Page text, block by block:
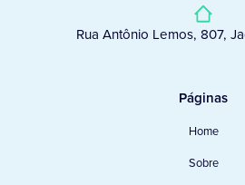
Rua Antônio Lemos, 807,
Páginas
Home
Sobre